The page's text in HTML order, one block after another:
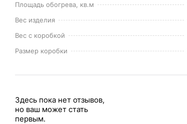
Площадь обогрева, кв.м
Вес изделия
Вес с коробкой
Размер коробки
Здесь пока нет отзывов,
но ваш может стать
первым.